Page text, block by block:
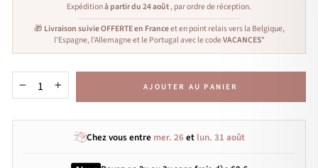
Expéditionà partir du 24 août, par ordre de réception.
🎁 Livraison suivie OFFERTE en Franceet en point relais vers la Belgique,
l'Espagne, l'Allemagne et le Portugal avec le codeVACANCES*
+ AJOUTER AU PANIER
Chez vous entre mer. 26et lun. 31 août